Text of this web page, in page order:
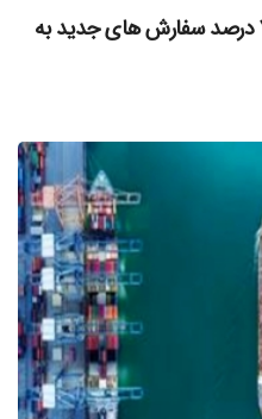
تسلط چین بر یاردهای جهان/ ۷۲ درصد سفارش‌ های جدید به